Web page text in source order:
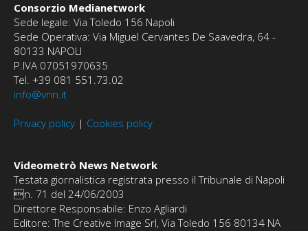
Consorzio Medianetwork
Sede legale: Via Toledo 156 Napoli
Sede Operativa: Via Miguel Cervantes De Saavedra, 64 -
80133 NAPOLI
P.IVA 07051970635
Tel. +39 081 551.73.02
info@vnn.it
Privacy policy | Cookies policy
Videometrò News Network
Testata giornalistica registrata presso il Tribunale di Napoli
n. 71 del 24/06/2003
Direttore Responsabile: Enzo Agliardi
Editore: The Creative Image Srl, Via Toledo 156 80134 NA